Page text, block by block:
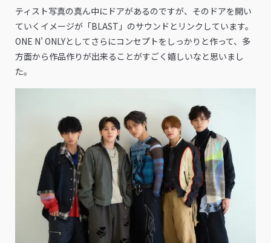
ティスト写真の真ん中にドアがあるのですが、そのドアを開い
ていくイメージが「BLAST」のサウンドとリンクしています。
ONE N’ ONLYとしてさらにコンセプトをしっかりと作って、多
方面から作品作りが出来ることがすごく嬉しいなと思いまし
た。